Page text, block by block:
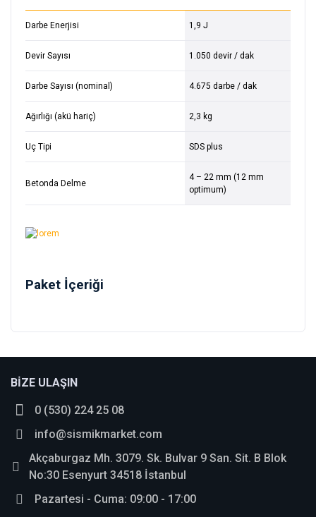
Darbe Enerjisi 1,9 J
Devir Sayısı 1.050 devir / dak
Darbe Sayısı (nominal) 4.675 darbe / dak
Ağırlığı (akü hariç) 2,3 kg
Uç Tipi SDS plus
Betonda Delme
4 – 22 mm (12 mm
optimum)
Paket İçeriği
BİZE ULAŞIN
0 (530) 224 25 08
info@sismikmarket.com
Akçaburgaz Mh. 3079. Sk. Bulvar 9 San. Sit. B Blok
No:30 Esenyurt 34518 İstanbul
Pazartesi - Cuma: 09:00 - 17:00